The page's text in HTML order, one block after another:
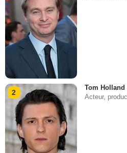
2
Tom Holland
Acteur,